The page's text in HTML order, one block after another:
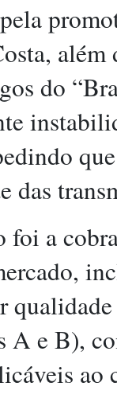
além
do
das
foi a
A e B),
ao